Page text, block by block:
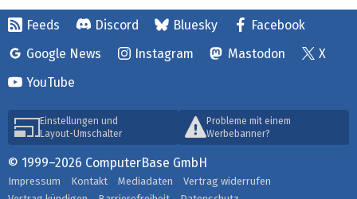
Feeds Discord Bluesky
Facebook
Google News
Instagram Mastodon
X
YouTube
Einstellungen und
Layout-Umschalter
Probleme mit einem
Werbebanner?
© 1999–2026 ComputerBase GmbH
Impressum Kontakt Mediadaten
Vertrag widerrufen